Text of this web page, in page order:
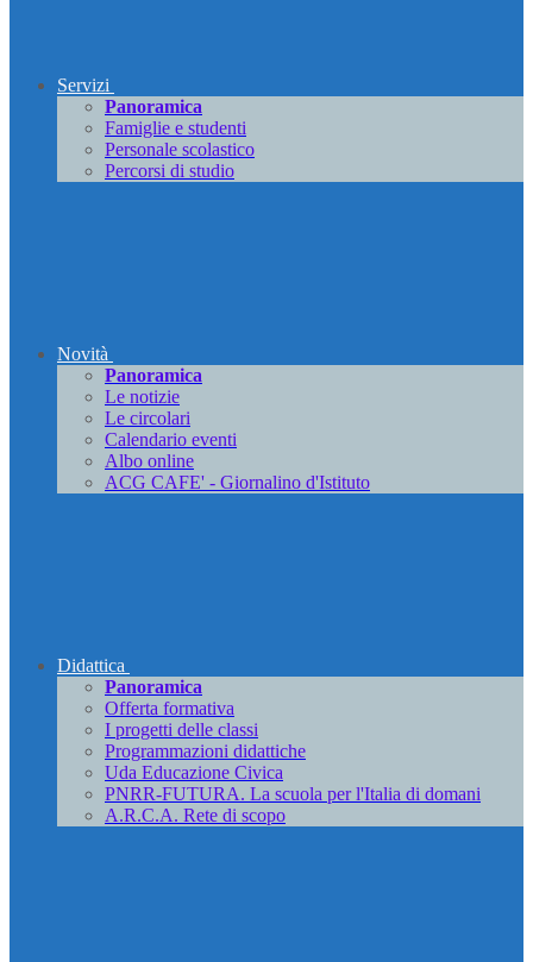
Servizi
Panoramica
Famiglie e studenti
Personale scolastico
Percorsi di studio
Novità
Panoramica
Le notizie
Le circolari
Calendario eventi
Albo online
ACG CAFE' - Giornalino d'Istituto
Didattica
Panoramica
Offerta formativa
I progetti delle classi
Programmazioni didattiche
Uda Educazione Civica
PNRR-FUTURA. La scuola per l'Italia di domani
A.R.C.A. Rete di scopo